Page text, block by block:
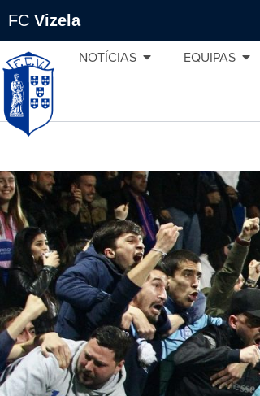
FC Vizela
NOTÍCIAS EQUIPAS